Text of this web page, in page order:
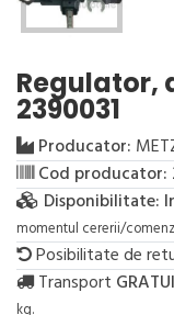
Regulator,
2390031
Producator:
Cod producator:
Disponibilitate:
momentul cererii/
Posibilitate de
Transport
kg.